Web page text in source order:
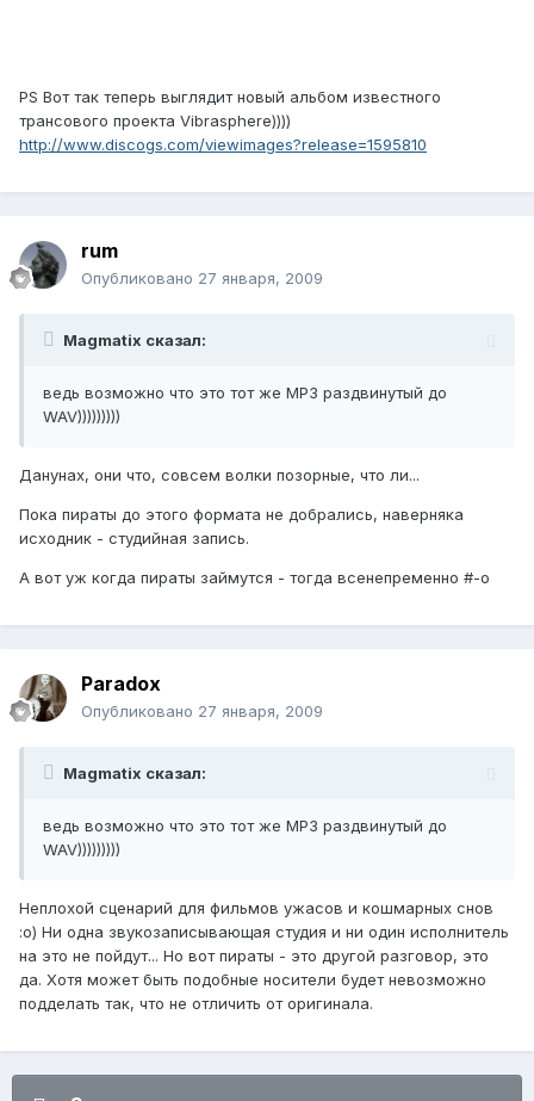
PS Вот так теперь выглядит новый альбом известного
трансового проекта Vibrasphere))))
http://www.discogs.com/viewimages?release=1595810
rum
Опубликовано 27 января, 2009
Magmatix сказал:
ведь возможно что это тот же MP3 раздвинутый до
WAV)))))))))
Данунах, они что, совсем волки позорные, что ли...
Пока пираты до этого формата не добрались, наверняка
исходник - студийная запись.
А вот уж когда пираты займутся - тогда всенепременно #-o
Paradox
Опубликовано 27 января, 2009
Magmatix сказал:
ведь возможно что это тот же MP3 раздвинутый до
WAV)))))))))
Неплохой сценарий для фильмов ужасов и кошмарных снов
:о) Ни одна звукозаписывающая студия и ни один исполнитель
на это не пойдут... Но вот пираты - это другой разговор, это
да. Хотя может быть подобные носители будет невозможно
подделать так, что не отличить от оригинала.